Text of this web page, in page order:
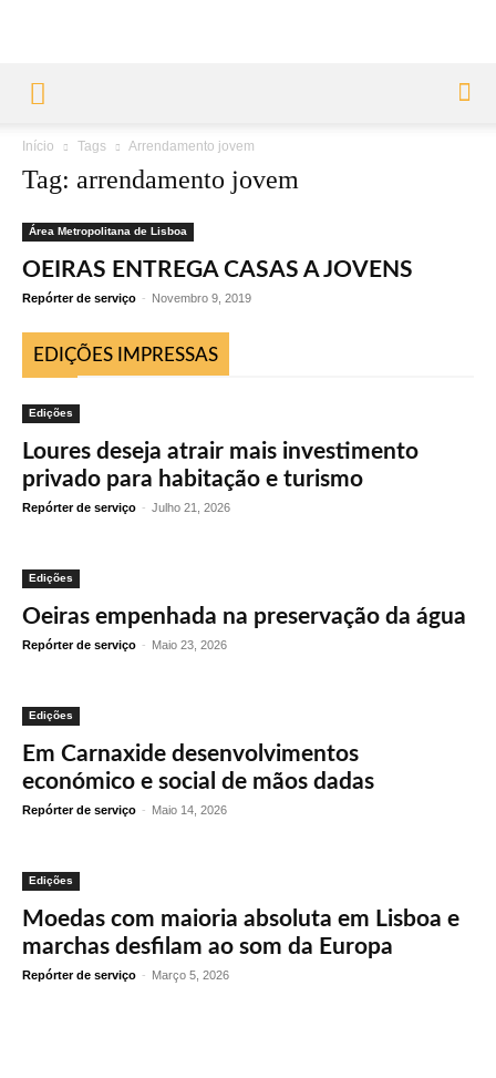
Início Tags Arrendamento jovem
Tag: arrendamento jovem
Área Metropolitana de Lisboa
OEIRAS ENTREGA CASAS A JOVENS
Repórter de serviço - Novembro 9, 2019
EDIÇÕES IMPRESSAS
Edições
Loures deseja atrair mais investimento
privado para habitação e turismo
Repórter de serviço - Julho 21, 2026
Edições
Oeiras empenhada na preservação da água
Repórter de serviço - Maio 23, 2026
Edições
Em Carnaxide desenvolvimentos
económico e social de mãos dadas
Repórter de serviço - Maio 14, 2026
Edições
Moedas com maioria absoluta em Lisboa e
marchas desfilam ao som da Europa
Repórter de serviço - Março 5, 2026